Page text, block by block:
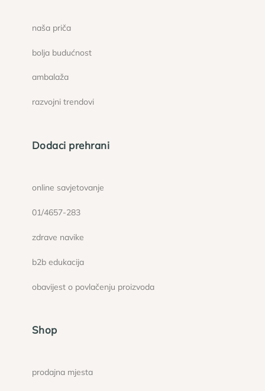
naša priča
bolja budućnost
ambalaža
razvojni trendovi
Dodaci prehrani
online savjetovanje
01/4657-283
zdrave navike
b2b edukacija
obavijest o povlačenju proizvoda
Shop
prodajna mjesta